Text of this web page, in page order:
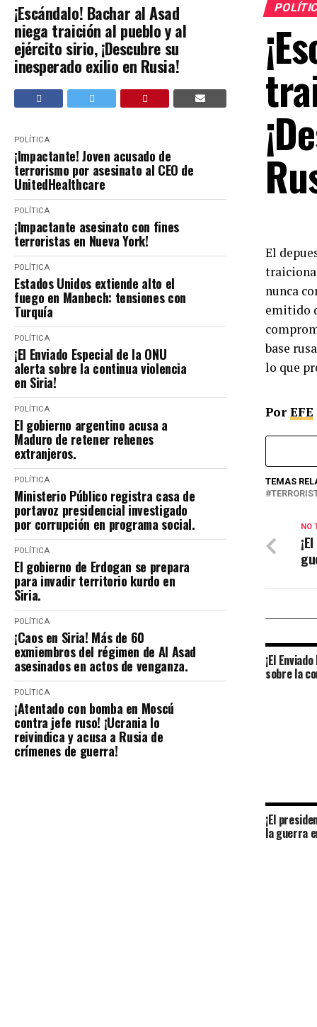
¡Escándalo! Bachar al Asad
niega traición al pueblo y al
ejército sirio, ¡Descubre su
inesperado exilio en Rusia!
POLÍTICA
¡Impactante! Joven acusado de
terrorismo por asesinato al CEO de
UnitedHealthcare
POLÍTICA
¡Impactante asesinato con fines
terroristas en Nueva York!
POLÍTICA
Estados Unidos extiende alto el
fuego en Manbech: tensiones con
Turquía
POLÍTICA
¡El Enviado Especial de la ONU
alerta sobre la continua violencia
en Siria!
POLÍTICA
El gobierno argentino acusa a
Maduro de retener rehenes
extranjeros.
POLÍTICA
Ministerio Público registra casa de
portavoz presidencial investigado
por corrupción en programa social.
POLÍTICA
El gobierno de Erdogan se prepara
para invadir territorio kurdo en
Siria.
POLÍTICA
¡Caos en Siria! Más de 60
exmiembros del régimen de Al Asad
asesinados en actos de venganza.
POLÍTICA
¡Atentado con bomba en Moscú
contra jefe ruso! ¡Ucrania lo
reivindica y acusa a Rusia de
crímenes de guerra!
El
nunca
emitido
base
lo que
PorEFE
TEMAS
NO
¡El
sobre la
¡El
la guerra